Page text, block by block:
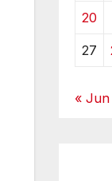
20
27
« Jun